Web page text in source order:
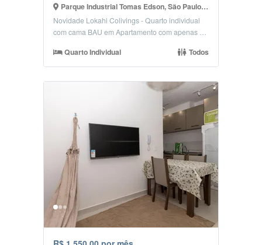
Parque Industrial Tomas Edson, São Paulo - SP
Novidade Lokahi Colivings - Quarto individual
com cama BAU em Apartamento com apenas 2
Quarto Individual Todos